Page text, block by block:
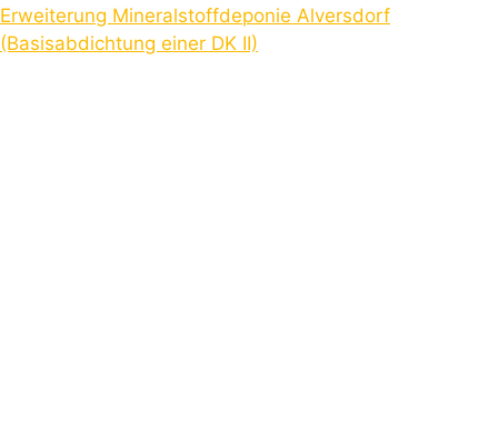
Erweiterung Mineralstoffdeponie Alversdorf
(Basisabdichtung einer DK II)